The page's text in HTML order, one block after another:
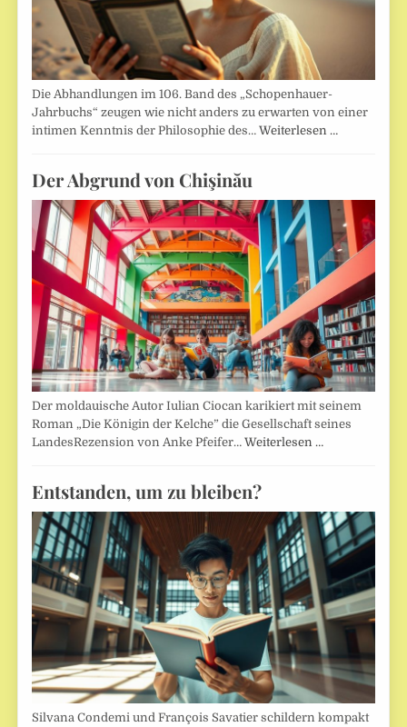
Die Abhandlungen im 106. Band des „Schopenhauer-
Jahrbuchs“ zeugen wie nicht anders zu erwarten von einer
intimen Kenntnis der Philosophie des…Weiterlesen …
Der Abgrund von Chişinău
Der moldauische Autor Iulian Ciocan karikiert mit seinem
Roman „Die Königin der Kelche” die Gesellschaft seines
LandesRezension von Anke Pfeifer…Weiterlesen …
Entstanden, um zu bleiben?
Silvana Condemi und François Savatier schildern kompakt